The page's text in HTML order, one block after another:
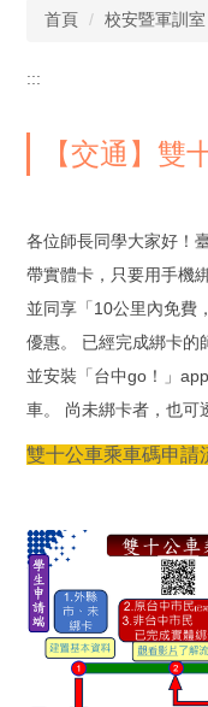
首頁 校安暨軍訓室
:::
【交通】雙
各位師長同學大家好！
帶實體卡，只要用手機
並同享「10公里內免費
優惠。 已經完成綁卡的
並安裝「台中go！」
車。 尚未綁卡者，也可
雙十公車乘車碼申請